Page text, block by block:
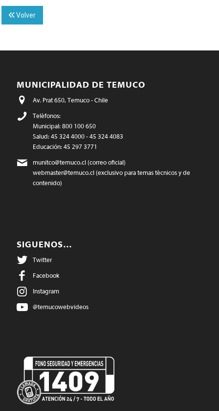
Volver
MUNICIPALIDAD DE TEMUCO
Av. Prat 650, Temuco - Chile
Teléfonos:
Municipal: 800 100 650
Salud: 45 324 4000 - 45 324 4083
Educación: 45 297 3771
munitco@temuco.cl(correo oficial)
webmaster@temuco.cl(exclusivo para temas técnicos y de
contenido)
SIGUENOS…
Twitter
Facebook
Instagram
@temucowebvideos